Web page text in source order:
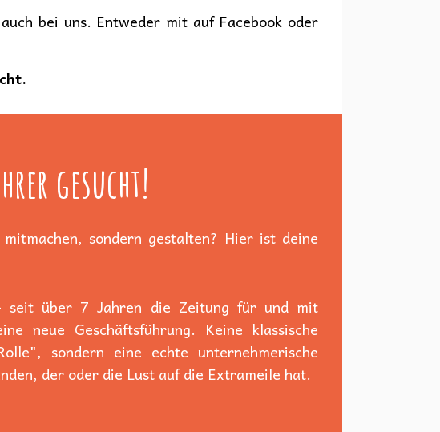
bei uns. Entweder mit auf Facebook oder
gesucht!
sondern gestalten? Hier ist deine
seit über 7 Jahren die Zeitung für und mit
neue Geschäftsführung. Keine klassische
sondern eine echte unternehmerische
der oder die Lust auf die Extrameile hat.